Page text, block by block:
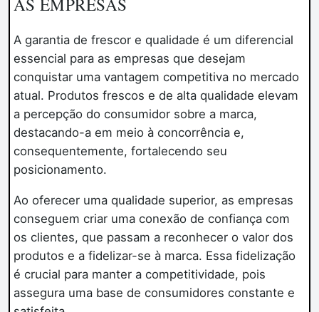
A garantia de frescor e qualidade é um diferencial
essencial para as empresas que desejam
conquistar uma vantagem competitiva no mercado
atual. Produtos frescos e de alta qualidade elevam
a percepção do consumidor sobre a marca,
destacando-a em meio à concorrência e,
consequentemente, fortalecendo seu
posicionamento.
Ao oferecer uma qualidade superior, as empresas
conseguem criar uma conexão de confiança com
os clientes, que passam a reconhecer o valor dos
produtos e a fidelizar-se à marca. Essa fidelização
é crucial para manter a competitividade, pois
assegura uma base de consumidores constante e